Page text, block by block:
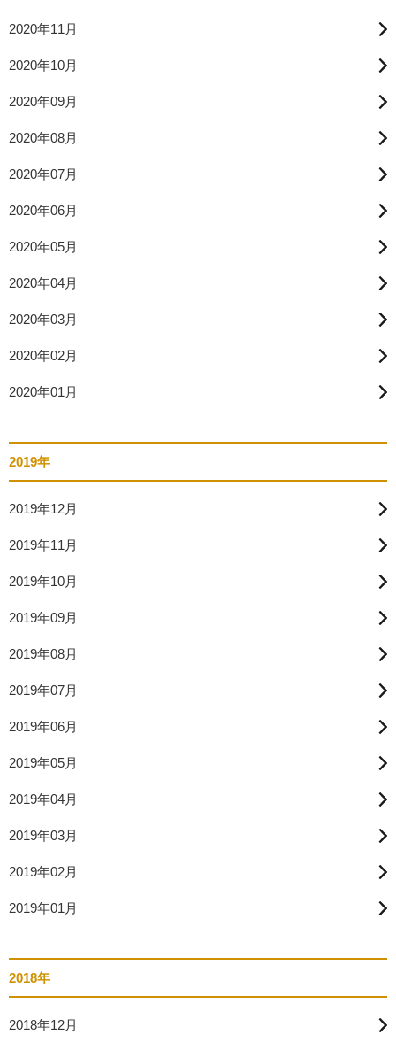
2020年11月
2020年10月
2020年09月
2020年08月
2020年07月
2020年06月
2020年05月
2020年04月
2020年03月
2020年02月
2020年01月
2019年
2019年12月
2019年11月
2019年10月
2019年09月
2019年08月
2019年07月
2019年06月
2019年05月
2019年04月
2019年03月
2019年02月
2019年01月
2018年
2018年12月